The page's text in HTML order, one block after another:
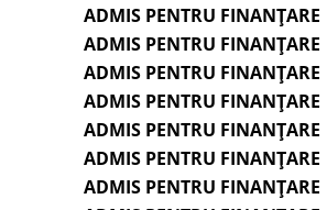
ADMIS PENTRU FINANȚARE
ADMIS PENTRU FINANȚARE
ADMIS PENTRU FINANȚARE
ADMIS PENTRU FINANȚARE
ADMIS PENTRU FINANȚARE
ADMIS PENTRU FINANȚARE
ADMIS PENTRU FINANȚARE